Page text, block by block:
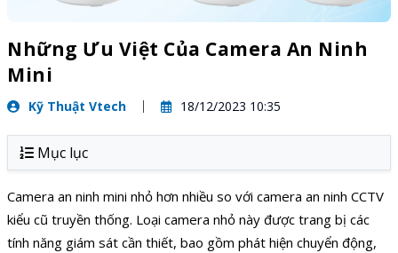
Những Ưu Việt Của Camera An Ninh
Mini
Kỹ Thuật Vtech 18/12/2023 10:35
Mục lục
Camera an ninh mini nhỏ hơn nhiều so với camera an ninh CCTV
kiểu cũ truyền thống. Loại camera nhỏ này được trang bị các
tính năng giám sát cần thiết, bao gồm phát hiện chuyển động,